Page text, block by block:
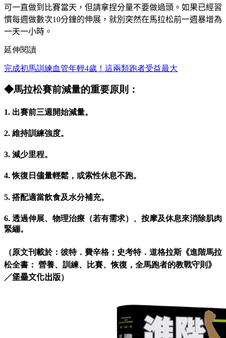
可一直做到比賽當天，但請拿捏分量不要做過頭。如果已經習
慣每週做數次10分鐘的伸展，就別突然在馬拉松前一週暴增為
一天一小時。
延伸閱讀
完成初馬訓練血管年輕4歲！這兩類跑者受益最大
◆馬拉松賽前減量的重要原則：
1. 出賽前三週開始減量。
2. 維持訓練強度。
3. 減少里程。
4. 恢復日儘量輕鬆，或索性休息不跑。
5. 搭配適當飲食及水分補充。
6. 透過伸展、物理治療（若有需求）、按摩及休息來消除肌肉
緊繃。
（原文刊載於：彼特．費辛格；史考特．道格拉斯《進階馬拉
松全書： 營養、訓練、比賽、恢復，全馬跑者的教戰守則 》
／堡壘文化出版）